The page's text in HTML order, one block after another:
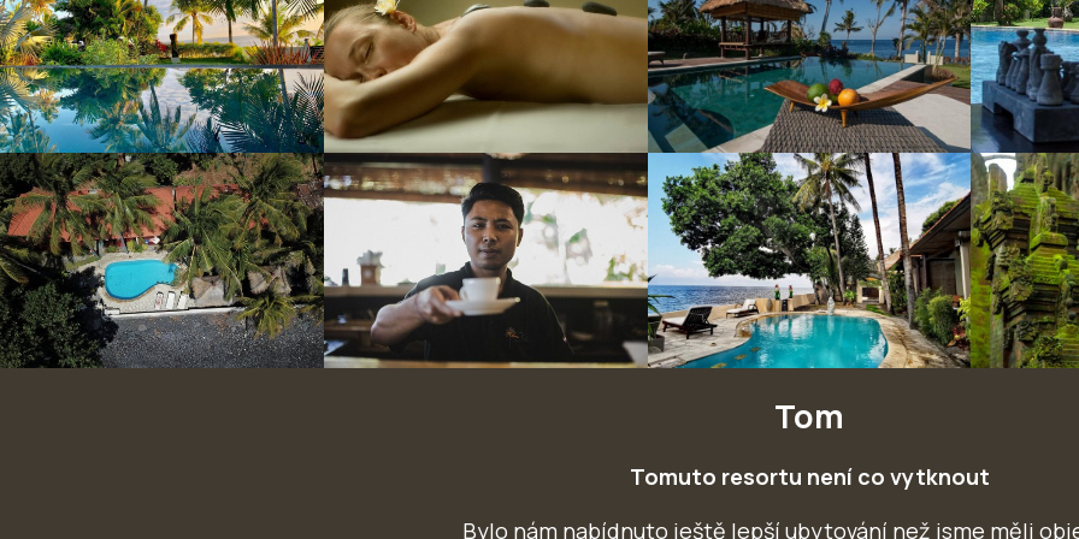
Tom
Tomuto resortu není co vytknout
Bylo nám nabídnuto ještě lepší ubytování než jsme měli